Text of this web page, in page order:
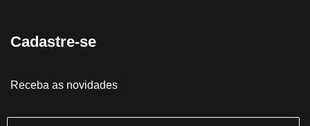
Cadastre-se
Receba as novidades